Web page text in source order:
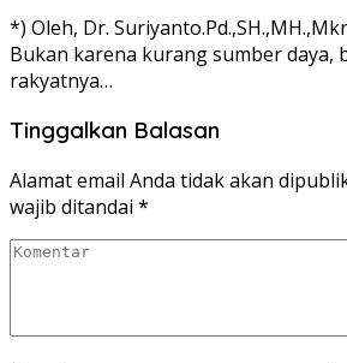
*) Oleh, Dr.
Bukan karena kurang sumber daya,
rakyatnya…
Tinggalkan Balasan
Alamat email Anda tidak akan
wajib ditandai *